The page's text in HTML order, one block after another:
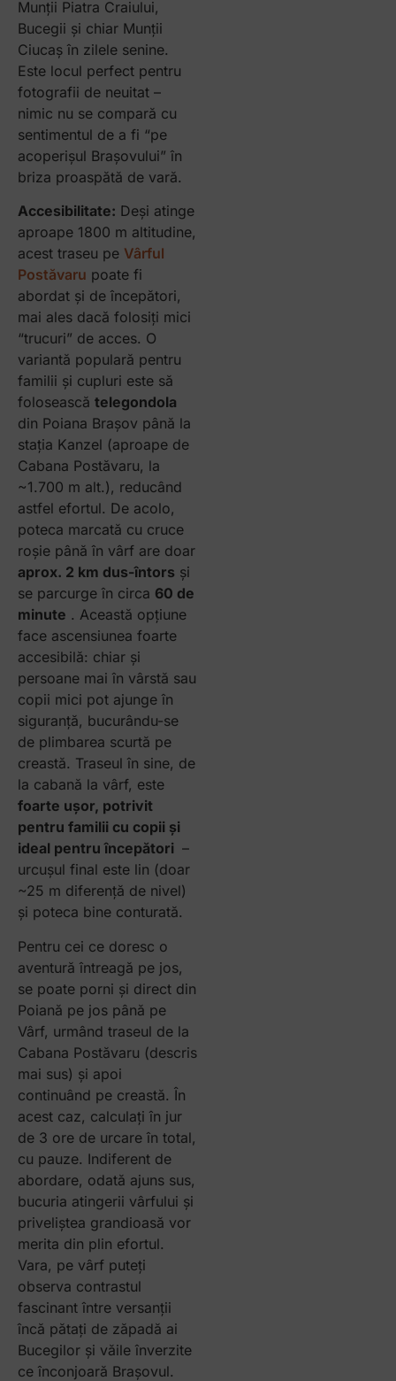
Munții Piatra Craiului,
Bucegii și chiar Munții
Ciucaș în zilele senine.
Este locul perfect pentru
fotografii de neuitat –
nimic nu se compară cu
sentimentul de a fi “pe
acoperișul Brașovului” în
briza proaspătă de vară.
Accesibilitate: Deși atinge
aproape 1800 m altitudine,
acest traseu pe Vârful
Postăvaru poate fi
abordat și de începători,
mai ales dacă folosiți mici
“trucuri” de acces. O
variantă populară pentru
familii și cupluri este să
folosească telegondola
din Poiana Brașov până la
stația Kanzel (aproape de
Cabana Postăvaru, la
~1.700 m alt.), reducând
astfel efortul. De acolo,
poteca marcată cu cruce
roșie până în vârf are doar
aprox. 2 km dus-întors și
se parcurge în circa 60 de
minute . Această opțiune
face ascensiunea foarte
accesibilă: chiar și
persoane mai în vârstă sau
copii mici pot ajunge în
siguranță, bucurându-se
de plimbarea scurtă pe
creastă. Traseul în sine, de
la cabană la vârf, este
foarte ușor, potrivit
pentru familii cu copii și
ideal pentru începători –
urcușul final este lin (doar
~25 m diferență de nivel)
și poteca bine conturată.
Pentru cei ce doresc o
aventură întreagă pe jos,
se poate porni și direct din
Poiană pe jos până pe
Vârf, urmând traseul de la
Cabana Postăvaru (descris
mai sus) și apoi
continuând pe creastă. În
acest caz, calculați în jur
de 3 ore de urcare în total,
cu pauze. Indiferent de
abordare, odată ajuns sus,
bucuria atingerii vârfului și
priveliștea grandioasă vor
merita din plin efortul.
Vara, pe vârf puteți
observa contrastul
fascinant între versanții
încă pătați de zăpadă ai
Bucegilor și văile înverzite
ce înconjoară Brașovul.